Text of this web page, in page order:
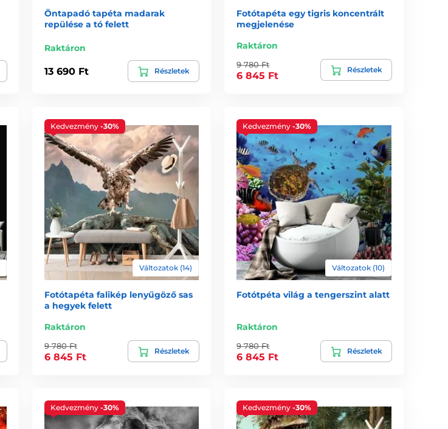
Öntapadó tapéta madarak
repülése a tó felett
Raktáron
13 690 Ft Részletek
Fotótapéta egy tigris koncentrált
megjelenése
Raktáron
9 780 Ft
6 845 Ft
Részletek
Kedvezmény -30%
Változatok (14)
Fotótapéta falikép lenyűgöző sas
a hegyek felett
Raktáron
9 780 Ft
6 845 Ft
Részletek
Kedvezmény-30%
Változatok (10)
Fotótpéta világ a tengerszint alatt
Raktáron
9 780 Ft
6 845 Ft
Részletek
Kedvezmény -30% Kedvezmény-30%